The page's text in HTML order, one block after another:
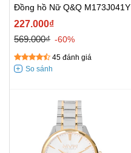
Đồng hồ Nữ Q&Q M173J041Y
227.000₫
569.000₫ -60%
45 đánh giá